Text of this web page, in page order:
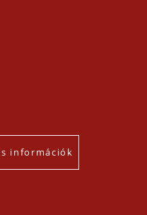
információk